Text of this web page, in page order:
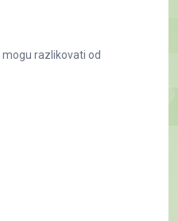
razlikovati od